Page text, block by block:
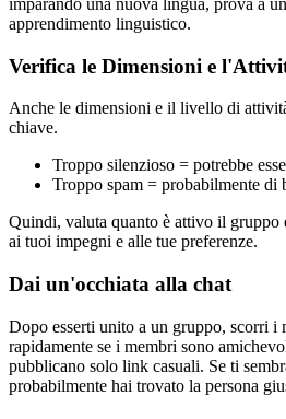
apprendimento linguistico.
Verifica le Dimensioni e
Anche le dimensioni e il livello di
chiave.
Troppo silenzioso = potrebbe
Troppo spam = probabilmente di
Quindi, valuta quanto è attivo il gruppo
ai tuoi impegni e alle tue preferenze.
Dai un'occhiata alla chat
Dopo esserti unito a un gruppo, scorri i
rapidamente se i membri sono
pubblicano solo link casuali. Se ti
probabilmente hai trovato la persona